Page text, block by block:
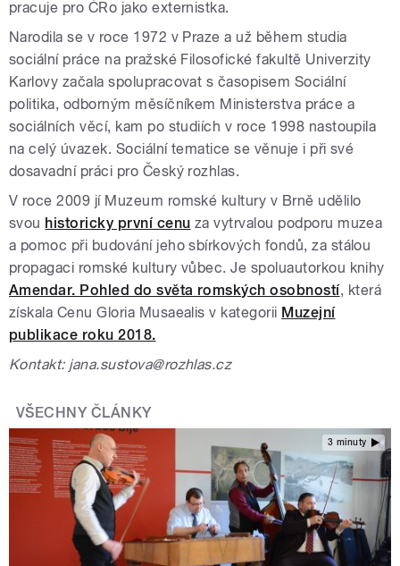
pracuje pro ČRo jako externistka.
Narodila se v roce 1972 v Praze a už během studia
sociální práce na pražské Filosofické fakultě Univerzity
Karlovy začala spolupracovat s časopisem Sociální
politika, odborným měsíčníkem Ministerstva práce a
sociálních věcí, kam po studiích v roce 1998 nastoupila
na celý úvazek. Sociální tematice se věnuje i při své
dosavadní práci pro Český rozhlas.
V roce 2009 jí Muzeum romské kultury v Brně udělilo
svou historicky první cenu za vytrvalou podporu muzea
a pomoc při budování jeho sbírkových fondů, za stálou
propagaci romské kultury vůbec. Je spoluautorkou knihy
Amendar. Pohled do světa romských osobností, která
získala Cenu Gloria Musaealis v kategorii Muzejní
publikace roku 2018.
Kontakt: jana.sustova@rozhlas.cz
VŠECHNY ČLÁNKY
3 minuty